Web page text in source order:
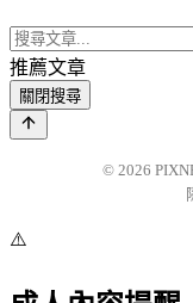
推薦文章
關閉搜尋
© 2026
⚠️